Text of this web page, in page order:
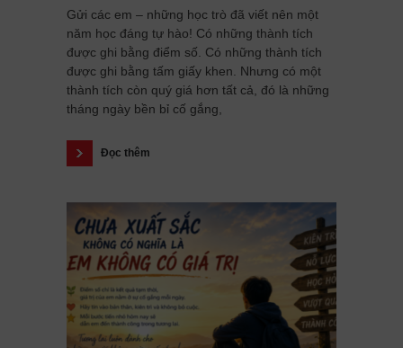
Gửi các em – những học trò đã viết nên một
năm học đáng tự hào! Có những thành tích
được ghi bằng điểm số. Có những thành tích
được ghi bằng tấm giấy khen. Nhưng có một
thành tích còn quý giá hơn tất cả, đó là những
tháng ngày bền bỉ cố gắng,
Đọc thêm